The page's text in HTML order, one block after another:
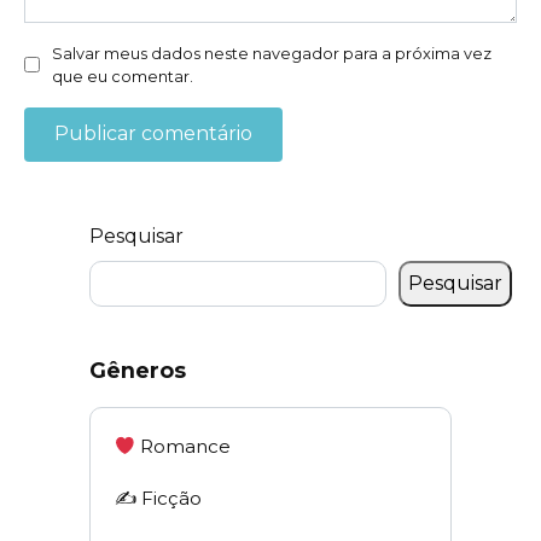
Salvar meus dados neste navegador para a próxima vez
que eu comentar.
Pesquisar
Pesquisar
Gêneros
Romance
✍️ Ficção